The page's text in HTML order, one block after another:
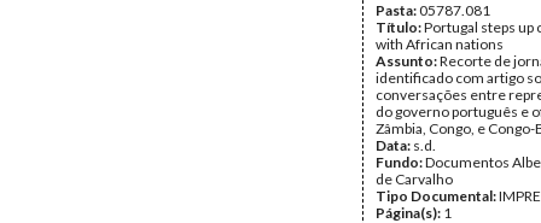
Pasta:05787.081
Título:Portugal steps up
with African nations
Assunto:Recorte de
identificado com artigo
conversações entre
do governo português e
Zâmbia, Congo, e
Data: s.d.
Fundo:Documentos
de Carvalho
Tipo Documental:
Página(s): 1